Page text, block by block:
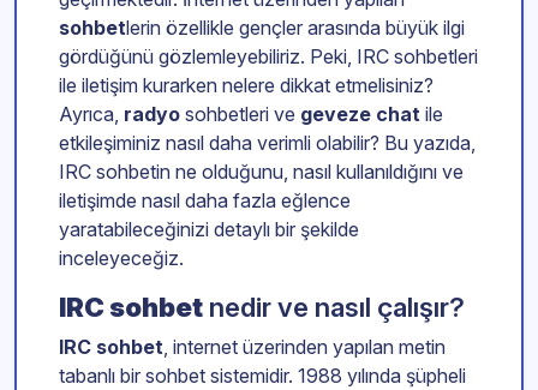
sohbetlerin özellikle gençler arasında büyük ilgi
gördüğünü gözlemleyebiliriz. Peki, IRC sohbetleri
ile iletişim kurarken nelere dikkat etmelisiniz?
Ayrıca, radyo sohbetleri ve geveze chat ile
etkileşiminiz nasıl daha verimli olabilir? Bu yazıda,
IRC sohbetin ne olduğunu, nasıl kullanıldığını ve
iletişimde nasıl daha fazla eğlence
yaratabileceğinizi detaylı bir şekilde
inceleyeceğiz.
IRC sohbet nedir ve nasıl çalışır?
IRC sohbet, internet üzerinden yapılan metin
tabanlı bir sohbet sistemidir. 1988 yılında şüpheli